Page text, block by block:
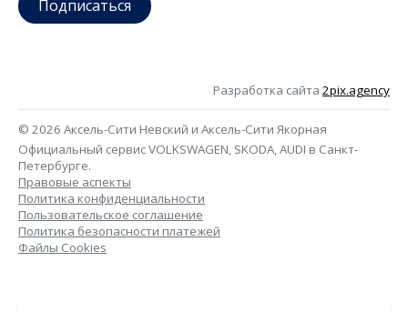
Подписаться
Разработка сайта 2pix.agency
© 2026 Аксель-Сити Невский и Аксель-Сити Якорная
Официальный сервис VOLKSWAGEN, SKODA, AUDI в Санкт-
Петербурге.
Правовые аспекты
Политика конфиденциальности
Пользовательское соглашение
Политика безопасности платежей
Файлы Cookies